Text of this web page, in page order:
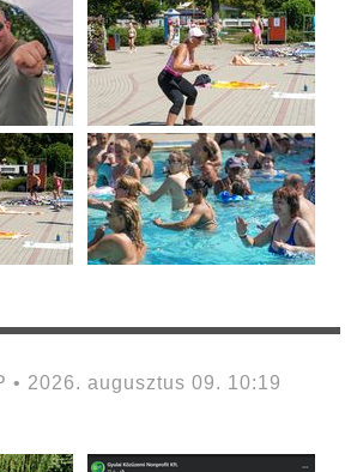
• 2026. augusztus 09. 10:19